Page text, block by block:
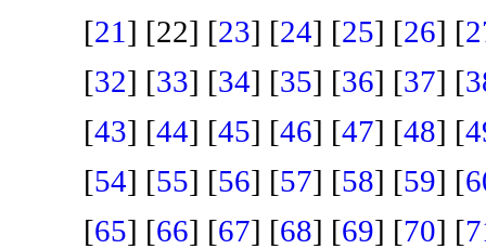
[21 ] [22] [23] [24] [25] [26] [
[32] [33] [34] [35] [36] [37] [
[43] [44] [45] [46] [47] [48] [
[54] [55] [56] [57] [58] [59] [
[65] [66] [67] [68] [69] [70] [